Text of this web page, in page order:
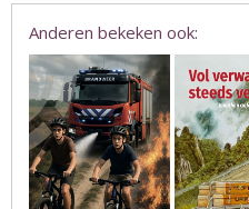
Anderen bekeken ook: